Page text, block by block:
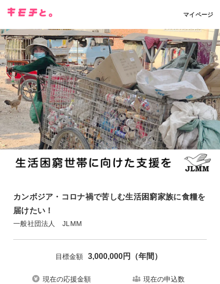
マイページ
カンボジア・コロナ禍で苦しむ生活困窮家族に食糧を
届けたい！
一般社団法人 JLMM
目標金額 3,000,000円（年間）
現在の応援金額 現在の申込数